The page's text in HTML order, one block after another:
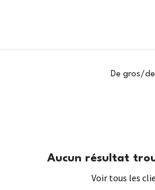
De gros/
Aucun résultat
Voir tous les